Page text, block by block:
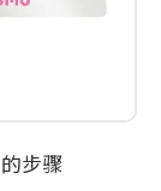
步骤